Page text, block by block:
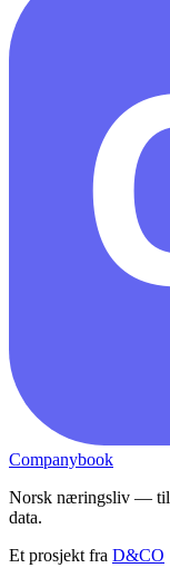
Companybook
Norsk næringsliv —
data.
Et prosjekt fra D&CO